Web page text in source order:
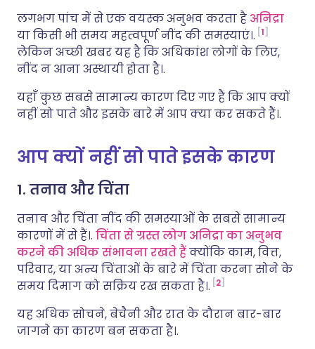
WhatsApp के माध्यम से साझा
करें
🇸🇪 Svenska
लगभग पांच में से एक वयस्क अनुभव करता है अनिद्रा
या किसी भी समय महत्वपूर्ण नींद की समस्याएं।. 1
लेकिन अच्छी खबर यह है कि अधिकांश लोगों के लिए,
नींद न आना अस्थायी होता है।.
यहाँ कुछ सबसे सामान्य कारण दिए गए हैं कि आप क्यों
नहीं सो पाते और इसके बारे में आप क्या कर सकते हैं।.
आप क्यों नहीं सो पाते इसके कारण
1. तनाव और चिंता
तनाव और चिंता नींद की समस्याओं के सबसे सामान्य
कारणों में से हैं।. चिंता से ग्रस्त लोग अनिद्रा का अनुभव
करने की अधिक संभावना रखते हैंक्योंकि काम, वित्त,
परिवार, या अन्य चिंताओं के बारे में चिंता करना सोने के
समय दिमाग को सक्रिय रख सकता है।. 2
यह अधिक सोचने, बेचैनी और रात के दौरान बार-बार
जागने का कारण बन सकता है।.